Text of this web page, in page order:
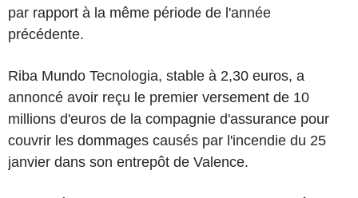
par rapport à la même période de l'année
précédente.
Riba Mundo Tecnologia, stable à 2,30 euros, a
annoncé avoir reçu le premier versement de 10
millions d'euros de la compagnie d'assurance pour
couvrir les dommages causés par l'incendie du 25
janvier dans son entrepôt de Valence.